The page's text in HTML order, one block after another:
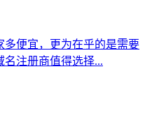
便宜，更为在乎的是需要
注册商值得选择...